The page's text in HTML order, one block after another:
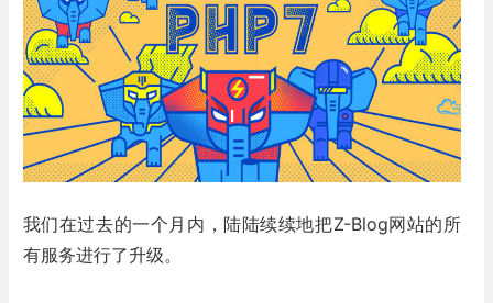
我们在过去的一个月内，陆陆续续地把Z-Blog网站的所
有服务进行了升级。